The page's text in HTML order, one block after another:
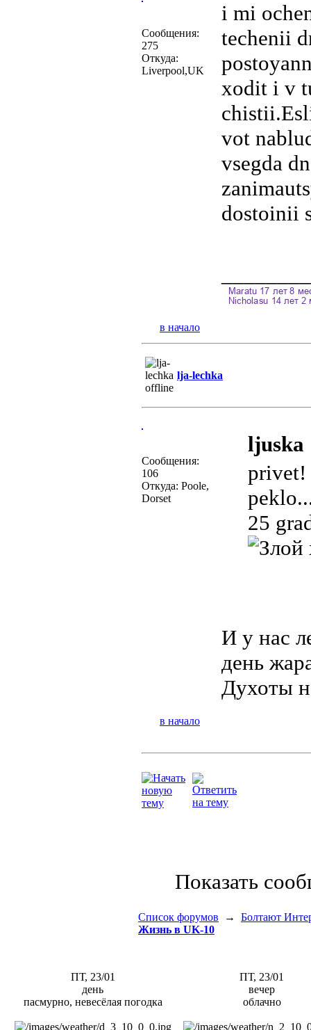
Сообщения:
275
Откуда:
Liverpool,UK
i mi
techenii
xodit i v
vot
vsegda
dostoinii
в начало
lja-lechka
Сообщения:
106
Откуда: Poole,
Dorset
ljuska
privet!
25
И у нас
день
Духоты
в начало
Показать
Список форумов → Болтают
Жизнь в UK-10
ПТ, 23/01
день
пасмурно, невесёлая погодка
ПТ, 23/01
вечер
облачно